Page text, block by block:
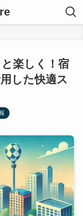
楽しく！宿
した快適ス